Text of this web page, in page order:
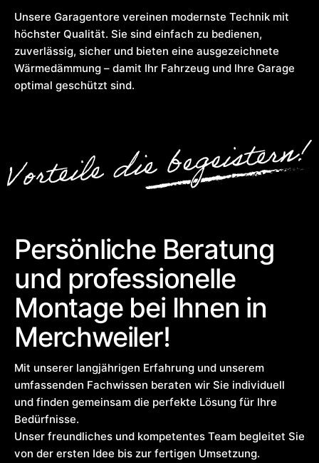
Unsere Garagentore vereinen modernste Technik mit
höchster Qualität. Sie sind einfach zu bedienen,
zuverlässig, sicher und bieten eine ausgezeichnete
Wärmedämmung – damit Ihr Fahrzeug und Ihre Garage
optimal geschützt sind.
Persönliche Beratung
und professionelle
Montage bei Ihnen in
Merchweiler!
Mit unserer langjährigen Erfahrung und unserem
umfassenden Fachwissen beraten wir Sie individuell
und finden gemeinsam die perfekte Lösung für Ihre
Bedürfnisse.
Unser freundliches und kompetentes Team begleitet Sie
von der ersten Idee bis zur fertigen Umsetzung.